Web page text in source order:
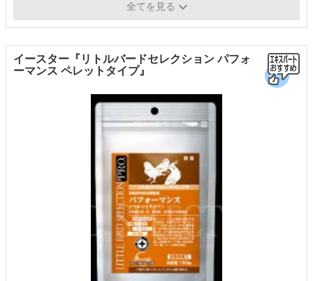
繊維：5%以下、水分：10%以下など
全てを見る
イースター『リトルバードセレクション パフォ
ーマンス ペレットタイプ』